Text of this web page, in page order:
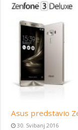
Asus predstavio
30. Svibanj 2016